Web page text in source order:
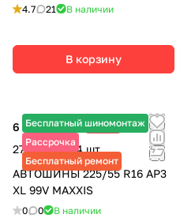
4.7 21 В наличии
В корзину
Бесплатный шиномонтаж
Рассрочка
Бесплатный ремонт
6 895 ₽9 190 ₽ -25%
27 580 ₽ за 4 шт.
АВТОШИНЫ 225/55 R16 AP3
XL 99V MAXXIS
0 0 В наличии